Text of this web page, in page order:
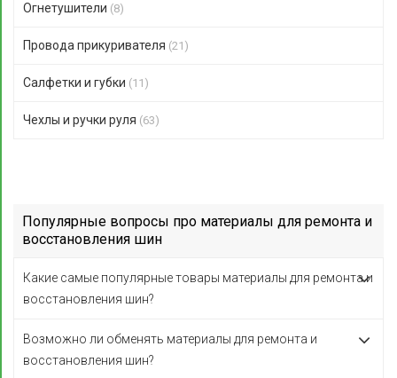
Огнетушители (8)
Провода прикуривателя (21)
Салфетки и губки (11)
Чехлы и ручки руля (63)
Популярные вопросы про материалы для ремонта и
восстановления шин
Какие самые популярные товары материалы для ремонта и
восстановления шин?
Возможно ли обменять материалы для ремонта и
восстановления шин?